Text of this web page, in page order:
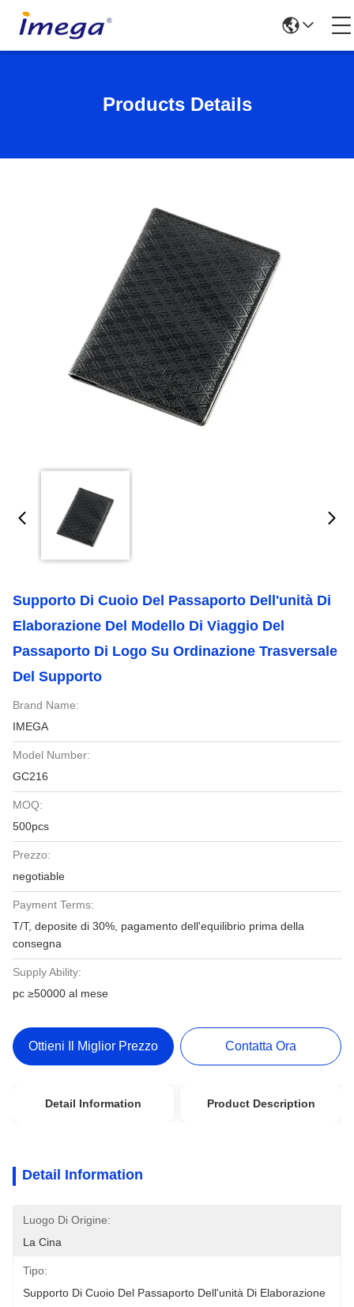
Products Details
Supporto Di Cuoio Del Passaporto Dell'unità Di
Elaborazione Del Modello Di Viaggio Del
Passaporto Di Logo Su Ordinazione Trasversale
Del Supporto
Brand Name:
IMEGA
Model Number:
GC216
MOQ:
500pcs
Prezzo:
negotiable
Payment Terms:
T/T, deposite di 30%, pagamento dell'equilibrio prima della
consegna
Supply Ability:
pc ≥50000 al mese
Ottieni Il Miglior Prezzo Contatta Ora
Detail Information Product Description
Detail Information
Luogo Di Origine:
La Cina
Tipo:
Supporto Di Cuoio Del Passaporto Dell'unità Di Elaborazione